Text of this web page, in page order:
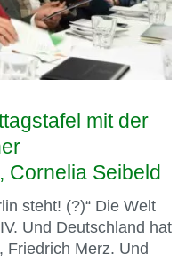
mit der
Cornelia Seibeld
steht! (?)“ Die Welt
Und Deutschland hat
Friedrich Merz. Und